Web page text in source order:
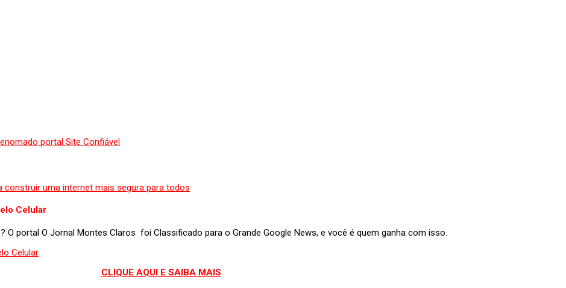
Celular
portal O Jornal Montes Claros foi Classificado para o Grande Google News, e você é quem ganha com isso.
CLIQUE AQUI E SAIBA MAIS